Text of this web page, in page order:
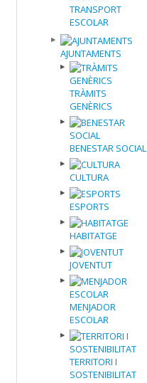
TRANSPORT
ESCOLAR
AJUNTAMENTS
TRÀMITS
GENÈRICS
BENESTAR SOCIAL
CULTURA
ESPORTS
HABITATGE
JOVENTUT
MENJADOR
ESCOLAR
TERRITORI I
SOSTENIBILITAT